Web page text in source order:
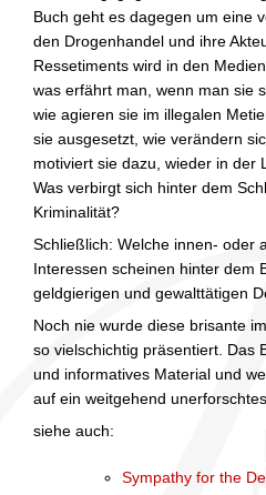
Buch geht es dagegen um eine
den Drogenhandel und ihre
Ressetiments wird in den
was erfährt man, wenn man sie
wie agieren sie im illegalen
sie ausgesetzt, wie verändern
motiviert sie dazu, wieder in der
Was verbirgt sich hinter dem
Kriminalität?
Schließlich: Welche innen- oder
Interessen scheinen hinter dem
geldgierigen und gewalttätigen
Noch nie wurde diese brisante
so vielschichtig präsentiert. Das
und informatives Material und
auf ein weitgehend
siehe auch:
Sympathy for the